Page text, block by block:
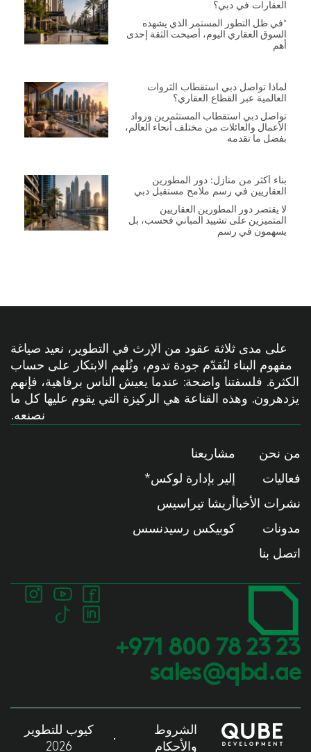
العقارات في دبي؟
“في ظل التطور المستمر الذي يشهده
السوق العقاري اليوم، أصبحت الثقة إحدى
أهم
لماذا تواصل دبي استقطاب الثروات
العالمية عبر القطاع العقاري؟
تواصل دبي استقطاب المستثمرين ورواد
الأعمال والعائلات من مختلف أنحاء العالم،
بفضل ما تقدمه
بناء أكثر من منازل: دور المطورين
العقاريين في رسم ملامح مستقبل دبي
لا يقتصر دور المطورين العقاريين
المتميزين على تشييد المباني فحسب، بل
يسهمون في رسم
على مدى ثلاثة عقود من الإرث في التطوير، نعيد صياغة
مفهوم البناء لنُقدّم جودة تدوم، ونُلهم الابتكار على حساب
الكثرة. فلسفتنا واضحة: عندما يعيش الناس برفاهية، فإنهم
يزدهرون. وهذه القناعة هي الركيزة التي يقوم عليها كل ما
نصنعه.
من نحن
فعاليات
نشرات الأخبا
مدونات
اتصل بنا
مشاريعنا
إلير بإدارة لوكس*
أريشا تيراسيس
كوبيكس رسيدنسس
+971 800 78 23 23
sales@qbd.ae
الشروط
والأحكام
كيوب للتطوير
2026